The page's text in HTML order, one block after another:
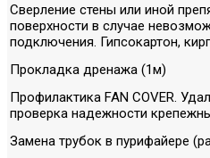
Сверление стены или иной
поверхности в случае
подключения. Гипсокартон,
Прокладка дренажа (1м)
Профилактика FAN COVER.
проверка надежности
Замена трубок в пурифайере